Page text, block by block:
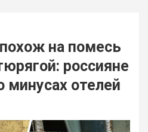
на помесь
россияне
минусах отелей